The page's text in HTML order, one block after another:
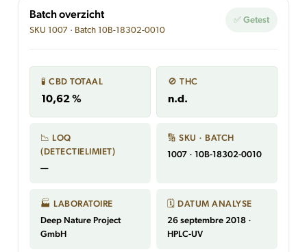
Batch overzicht
SKU 1007 · Batch 10B-18302-0010
✅ Getest
🧪 CBD TOTAAL
10,62 %
🚫 THC
n.d.
📉 LOQ
(DETECTIELIMIET)
—
🔢 SKU · BATCH
1007 · 10B-18302-0010
🏭 LABORATOIRE
Deep Nature Project
GmbH
🗓 DATUM ANALYSE
26 septembre 2018 ·
HPLC-UV